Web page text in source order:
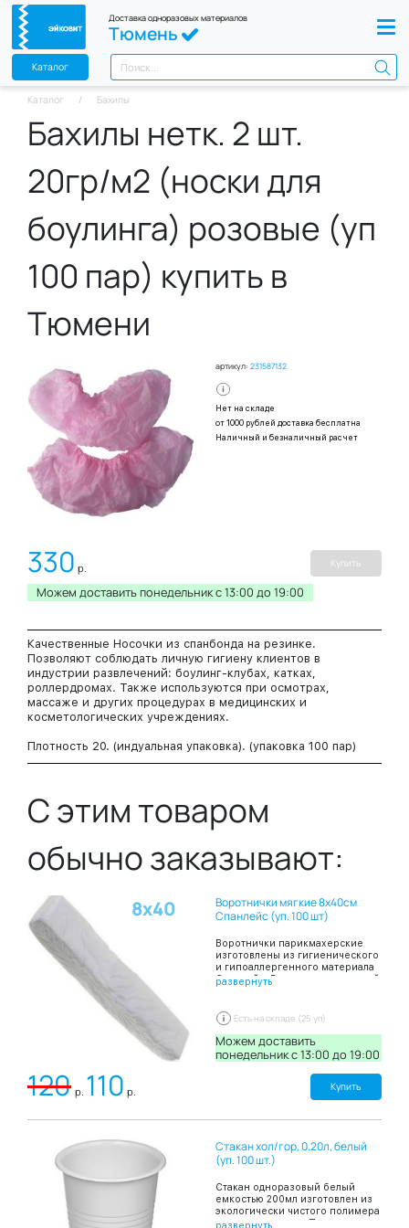
Доставка одноразовых материалов
Тюмень
Каталог
Каталог Бахилы
Бахилы нетк. 2 шт.
20гр/м2 (носки для
боулинга) розовые (уп
100 пар) купить в
Тюмени
артикул: 231587132
Нет на складе
от 1000 рублей доставка бесплатна
Наличный и безналичный расчет
330 р. Купить
Можем доставить понедельник c 13:00 до 19:00
Качественные Носочки из спанбонда на резинке.
Позволяют соблюдать личную гигиену клиентов в
индустрии развлечений: боулинг-клубах, катках,
роллердромах. Также используются при осмотрах,
массаже и других процедурах в медицинских и
косметологических учреждениях.
Плотность 20. (индуальная упаковка). (упаковка 100 пар)
С этим товаром
обычно заказывают:
8х40
Воротнички мягкие 8х40см
Спанлейс (уп. 100 шт)
Воротнички парикмахерские
изготовлены из гигиенического
и гипоаллергенного материала
Спанлейс, Воротнички шириной
Благодаря таким свойствам
материала Спанлейса как
мягкость и высокая
впитываемость воротнички
создают комфортные ощущения
на коже и препятствию
попаданию загрязнений на
кожу и одежду при проведении
развернуть
Есть на складе (25 уп)
Можем доставить
понедельник c 13:00 до 19:00
120 р. 110 р. Купить
Стакан хол/гор, 0.20л, белый
(уп. 100 шт.)
Стакан одноразовый белый
емкостью 200мл изготовлен из
экологически чистого полимера
– полипропилена. Подходит для